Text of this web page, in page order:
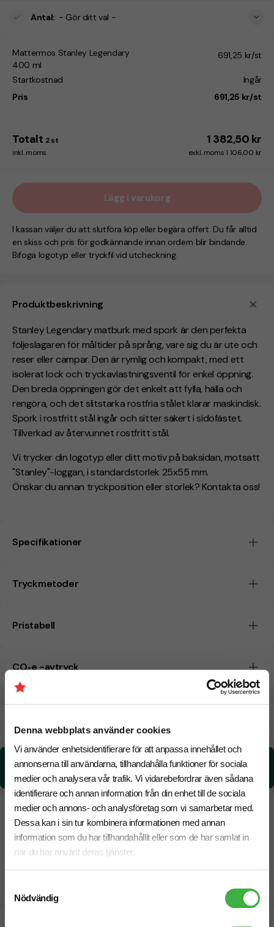
Denna webbplats använder cookies
Vi använder enhetsidentifierare för att anpassa innehållet och
annonserna till användarna, tillhandahålla funktioner för sociala
medier och analysera vår trafik. Vi vidarebefordrar även sådana
identifierare och annan information från din enhet till de sociala
medier och annons- och analysföretag som vi samarbetar med.
Dessa kan i sin tur kombinera informationen med annan
information som du har tillhandahållit eller som de har samlat in
när du har använt deras tjänster.
Nödvändig
Produktbeskrivning
Stanley Legendary matburk med spork är den perfekta
följeslagaren för måltider på språng, vare sig du är ute och
reser eller campar. Den är rymlig och kompakt, med ett
isolerat lock och tryckavlastningsventil för enkel öppning.
Den breda öppningen gör det enkelt att fylla, hälla och
rengöra, och det slitstarka rostfria stålet klarar maskindisk.
Spork i rostfritt stål ingår och sitter säkert i sidofästet.
Tillverkad av återvunnet rostfritt stål.
Vi trycker din logotyp eller ditt motiv på baksidan, motsatt
"Stanley"-loggan, i standardstorlek 25x55 mm.
Önskar du annan tryckposition eller storlek? Kontakta oss!
Specifikationer
Tryckmetoder
Pristabell
CO₂e -avtryck
Antal: - Gör ditt val -
Mattermos Stanley Legendary
400 ml
691,25 kr/st
Startkostnad
Ingår
Pris
691,25 kr/st
Totalt 2 st 1 382,50 kr
inkl. moms exkl. moms 1 106,00 kr
Lägg i varukorg
I kassan väljer du att slutföra köp eller begära offert. Du får alltid
en skiss och pris för godkännande innan ordern blir bindande.
Bifoga logotyp eller tryckfil vid utcheckning.
Snabbare leverans? Kontakta oss.
CO₂e -avtryck:
2,2257 kg CO₂e / per styck